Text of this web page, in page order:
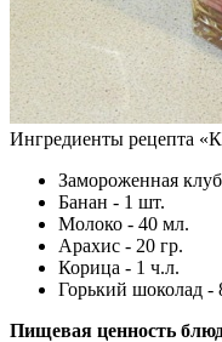
Ингредиенты рецепта «
Замороженная
Банан - 1 шт.
Молоко - 40 мл.
Арахис - 20 гр.
Корица - 1 ч.л.
Горький шоколад -
Пищевая ценность